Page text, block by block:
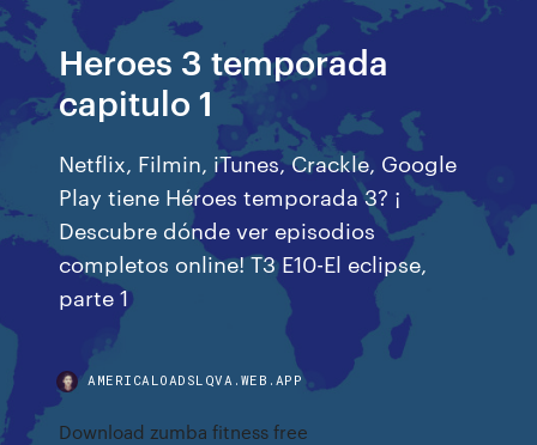
Heroes 3 temporada
capitulo 1
Netflix, Filmin, iTunes, Crackle, Google
Play tiene Héroes temporada 3? ¡
Descubre dónde ver episodios
completos online! T3 E10-El eclipse,
parte 1
AMERICALOADSLQVA.WEB.APP
Download zumba fitness free